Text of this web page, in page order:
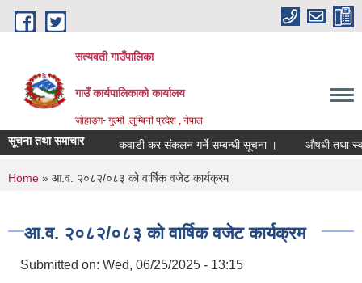
Skip to main content
सत्यवती गाउँपालिका
गाउँ कार्यपालिकाकाे कार्यालय
जाेहाङ्ग- गुल्मी ,लुम्बिनी प्रदेश , नेपाल
सूचना तथा समाचार कवाडी कर संकलन गर्ने सम्बन्धी सूचना । औषधी तथा
You are here
Home » आ.व. २०८२/०८३ को वार्षिक वजेट कार्यक्रम
आ.व. २०८२/०८३ को वार्षिक वजेट कार्यक्रम
Submitted on: Wed, 06/25/2025 - 13:15